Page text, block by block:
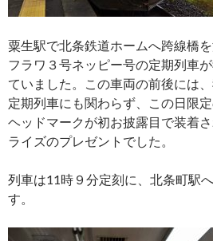
粟生駅で北条鉄道ホームへ跨線橋を
フラワ３号ネッピー号の定期列車
ていました。この車両の前後には
定期列車にも関わらず、この日限
ヘッドマークが初お披露目で装着
ライズのプレゼントでした。
列車は11時９分定刻に、北条町駅
す。